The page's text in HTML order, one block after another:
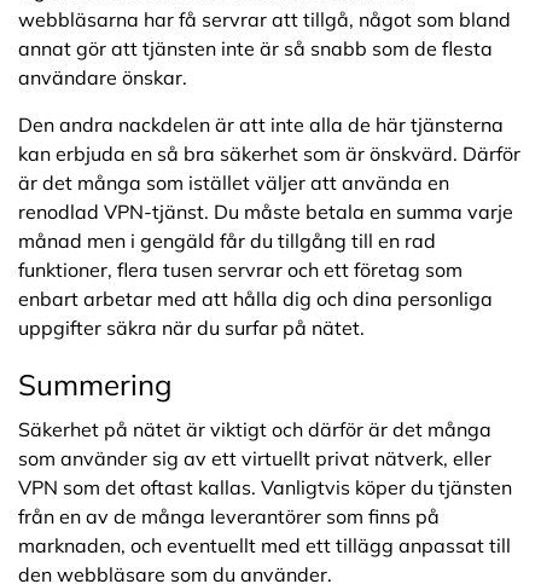
webbläsarna har få servrar att tillgå, något som bland
annat gör att tjänsten inte är så snabb som de flesta
användare önskar.
Den andra nackdelen är att inte alla de här tjänsterna
kan erbjuda en så bra säkerhet som är önskvärd. Därför
är det många som istället väljer att använda en
renodlad VPN-tjänst. Du måste betala en summa varje
månad men i gengäld får du tillgång till en rad
funktioner, flera tusen servrar och ett företag som
enbart arbetar med att hålla dig och dina personliga
uppgifter säkra när du surfar på nätet.
Summering
Säkerhet på nätet är viktigt och därför är det många
som använder sig av ett virtuellt privat nätverk, eller
VPN som det oftast kallas. Vanligtvis köper du tjänsten
från en av de många leverantörer som finns på
marknaden, och eventuellt med ett tillägg anpassat till
den webbläsare som du använder.